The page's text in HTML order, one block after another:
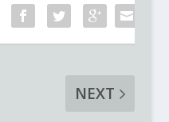
NEXT